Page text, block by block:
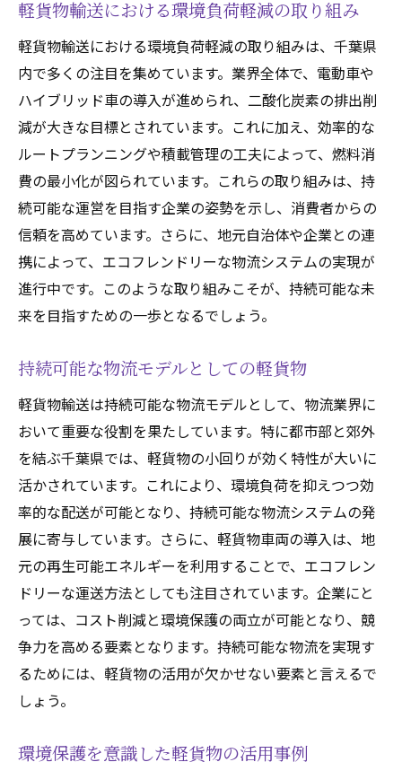
軽貨物輸送における環境負荷軽減の取り組み
軽貨物輸送における環境負荷軽減の取り組みは、千葉県
内で多くの注目を集めています。業界全体で、電動車や
ハイブリッド車の導入が進められ、二酸化炭素の排出削
減が大きな目標とされています。これに加え、効率的な
ルートプランニングや積載管理の工夫によって、燃料消
費の最小化が図られています。これらの取り組みは、持
続可能な運営を目指す企業の姿勢を示し、消費者からの
信頼を高めています。さらに、地元自治体や企業との連
携によって、エコフレンドリーな物流システムの実現が
進行中です。このような取り組みこそが、持続可能な未
来を目指すための一歩となるでしょう。
持続可能な物流モデルとしての軽貨物
軽貨物輸送は持続可能な物流モデルとして、物流業界に
おいて重要な役割を果たしています。特に都市部と郊外
を結ぶ千葉県では、軽貨物の小回りが効く特性が大いに
活かされています。これにより、環境負荷を抑えつつ効
率的な配送が可能となり、持続可能な物流システムの発
展に寄与しています。さらに、軽貨物車両の導入は、地
元の再生可能エネルギーを利用することで、エコフレン
ドリーな運送方法としても注目されています。企業にと
っては、コスト削減と環境保護の両立が可能となり、競
争力を高める要素となります。持続可能な物流を実現す
るためには、軽貨物の活用が欠かせない要素と言えるで
しょう。
環境保護を意識した軽貨物の活用事例